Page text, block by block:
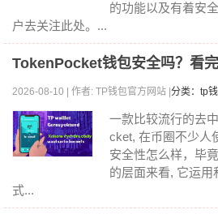
的功能以及有着安
户去关注此处。...
TokenPocket钱包安全吗？看
2026-08-10 | 作者: TP钱包官方网站 | 分类：tp
一款比较流行的去
cket, 在币圈不少人
安全性怎么样，毕
的层面来看, 它运用
式...